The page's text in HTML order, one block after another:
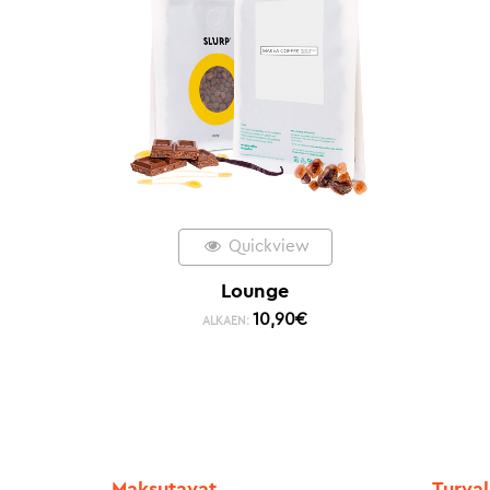
Quickview
Lounge
ALKAEN: 10,90€